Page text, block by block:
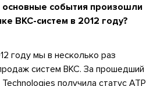
основные события произошли
ВКС-систем в 2012 году?
году мы в несколько раз
систем ВКС. За прошедший
получила статус АТР